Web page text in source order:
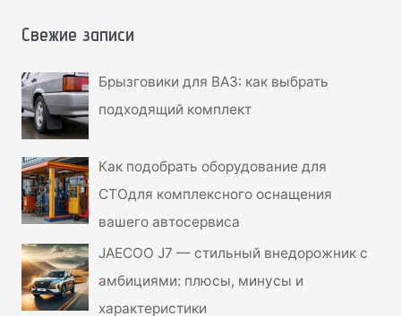
с
:
Свежие записи
Брызговики для ВАЗ: как выбрать
подходящий комплект
Как подобрать оборудование для
СТОдля комплексного оснащения
вашего автосервиса
JAECOO J7 — стильный внедорожник с
амбициями: плюсы, минусы и
характеристики